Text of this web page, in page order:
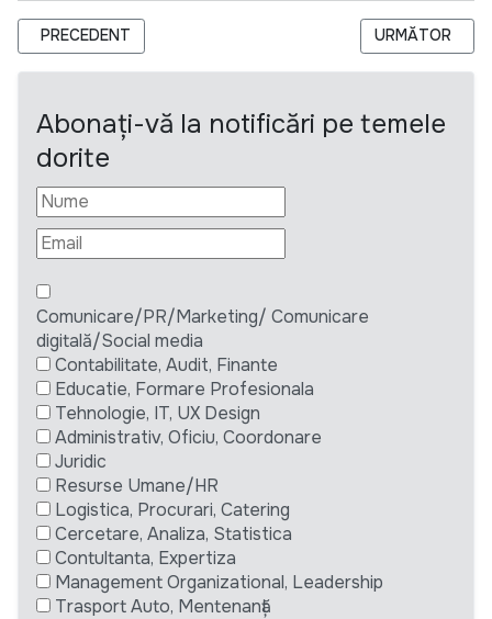
ARTICOL PRECEDENT: OFICIUL NAȚIONAL PENTRU
PRECEDENT ARTICOLUL
URMĂTOR
Abonați-vă la notificări pe temele
dorite
Comunicare/PR/Marketing/ Comunicare
digitală/Social media
Contabilitate, Audit, Finante
Educatie, Formare Profesionala
Tehnologie, IT, UX Design
Administrativ, Oficiu, Coordonare
Juridic
Resurse Umane/HR
Logistica, Procurari, Catering
Cercetare, Analiza, Statistica
Contultanta, Expertiza
Management Organizational, Leadership
Trasport Auto, Mentenanță